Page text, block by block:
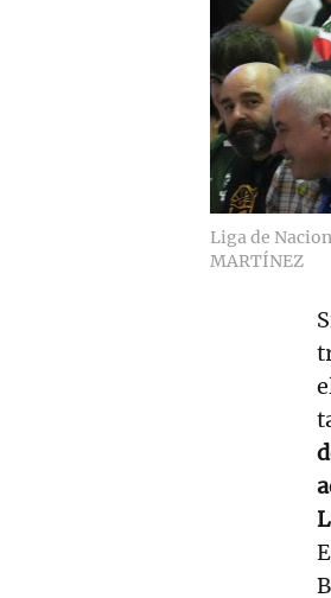
Liga de
MARTÍNEZ